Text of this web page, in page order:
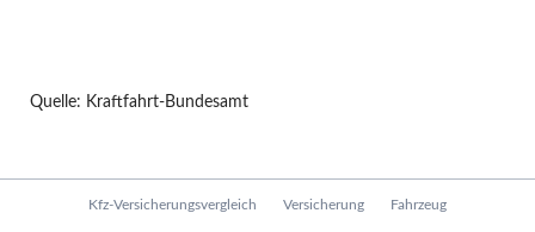
Quelle: Kraftfahrt-Bundesamt
Kfz-Versicherungsvergleich Versicherung Fahrzeug